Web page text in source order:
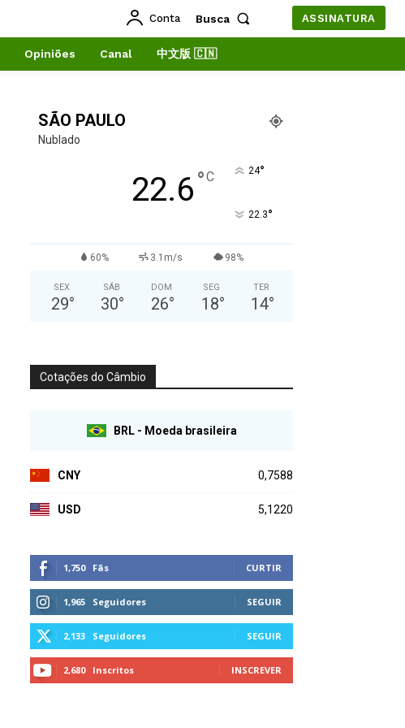
Conta Busca ASSINATURA
Opiniões Canal 中文版 🇨🇳
SÃO PAULO
Nublado
22.6°C 24°
22.3°
60% 3.1m/s 98%
SEX
29°
SÁB
30°
DOM
26°
SEG
18°
TER
14°
Cotações do Câmbio
BRL - Moeda brasileira
CNY 0,7588
USD 5,1220
1,750 Fãs CURTIR
1,965 Seguidores SEGUIR
2,133 Seguidores SEGUIR
2,680 Inscritos INSCREVER